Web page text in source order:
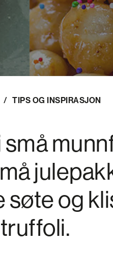
/ TIPS OG INSPIRASJON
og